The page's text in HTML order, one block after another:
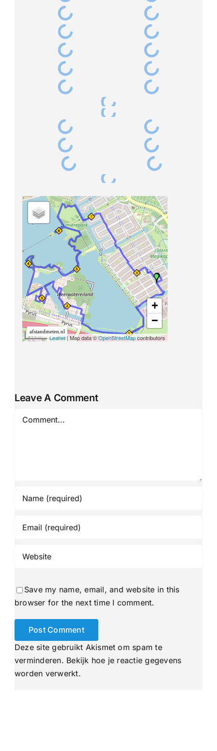
Leave A Comment
Save my name, email, and website in this
browser for the next time I comment.
Deze site gebruikt Akismet om spam te
verminderen. Bekijk hoe je reactie gegevens
worden verwerkt.